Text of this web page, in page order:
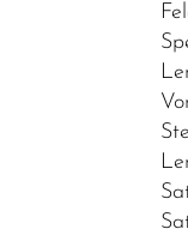
Ersatzteile/
Zubehör/